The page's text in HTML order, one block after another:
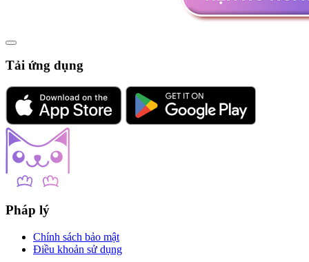
Tải ứng dụng
Pháp lý
Chính sách bảo mật
Điều khoản sử dụng